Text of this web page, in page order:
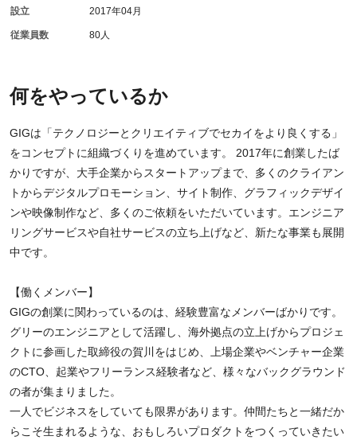
何をやっているか
GIGは「テクノロジーとクリエイティブでセカイをより良くする」
をコンセプトに組織づくりを進めています。 2017年に創業したば
かりですが、大手企業からスタートアップまで、多くのクライアン
トからデジタルプロモーション、サイト制作、グラフィックデザイ
ンや映像制作など、多くのご依頼をいただいています。エンジニア
リングサービスや自社サービスの立ち上げなど、新たな事業も展開
中です。
【働くメンバー】
GIGの創業に関わっているのは、経験豊富なメンバーばかりです。
グリーのエンジニアとして活躍し、海外拠点の立上げからプロジェ
クトに参画した取締役の賀川をはじめ、上場企業やベンチャー企業
のCTO、起業やフリーランス経験者など、様々なバックグラウンド
の者が集まりました。
一人でビジネスをしていても限界があります。仲間たちと一緒だか
らこそ生まれるような、おもしろいプロダクトをつくっていきたい
設立 2017年04月
従業員数 80人